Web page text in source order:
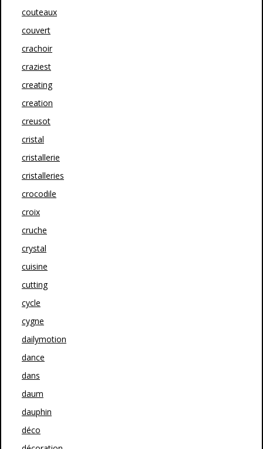
couteaux
couvert
crachoir
craziest
creating
creation
creusot
cristal
cristallerie
cristalleries
crocodile
croix
cruche
crystal
cuisine
cutting
cycle
cygne
dailymotion
dance
dans
daum
dauphin
déco